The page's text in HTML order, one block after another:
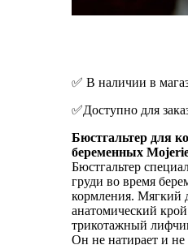
✅ В наличии в
✅Доступно для
Бюстгальтер для
беременных
Бюстгальтер
груди во время
кормления. Мягкий
анатомический
трикотажный
Он не натирает и не